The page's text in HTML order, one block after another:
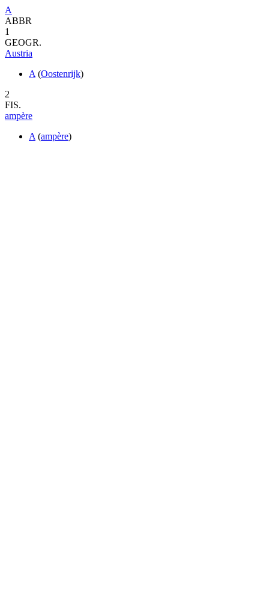
A
ABBR
1
GEOGR.
Austria
A (Oostenrijk)
2
FIS.
ampère
A (ampère)